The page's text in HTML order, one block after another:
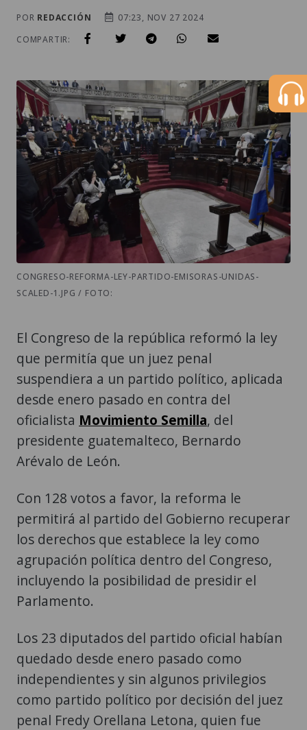
POR REDACCIÓN
07:23, NOV 27 2024
COMPARTIR:
CONGRESO-REFORMA-LEY-PARTIDO-EMISORAS-UNIDAS-
SCALED-1.JPG / FOTO:
El Congreso de la república reformó la ley
que permitía que un juez penal
suspendiera a un partido político, aplicada
desde enero pasado en contra del
oficialista Movimiento Semilla, del
presidente guatemalteco, Bernardo
Arévalo de León.
Con 128 votos a favor, la reforma le
permitirá al partido del Gobierno recuperar
los derechos que establece la ley como
agrupación política dentro del Congreso,
incluyendo la posibilidad de presidir el
Parlamento.
Los 23 diputados del partido oficial habían
quedado desde enero pasado como
independientes y sin algunos privilegios
como partido político por decisión del juez
penal Fredy Orellana Letona, quien fue